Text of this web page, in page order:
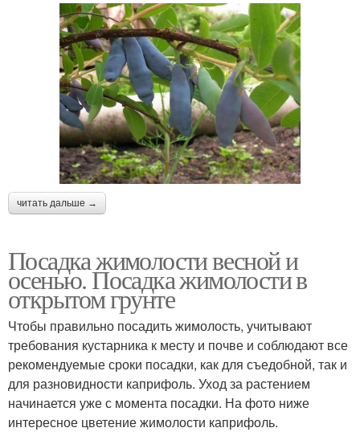
читать дальше →
Посадка жимолости весной и
осенью. Посадка жимолости в
открытом грунте
Чтобы правильно посадить жимолость, учитывают
требования кустарника к месту и почве и соблюдают все
рекомендуемые сроки посадки, как для съедобной, так и
для разновидности каприфоль. Уход за растением
начинается уже с момента посадки. На фото ниже
интересное цветение жимолости каприфоль.